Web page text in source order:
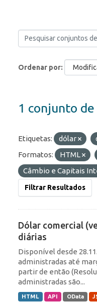
Ordenar por
1 conjunto
Etiquetas: dólar
Formatos:
HTML
Câmbio e Capitais
Filtrar Resultados
Dólar comercial
diárias
Disponível desde
administradas até
partir de então
administradas são...
HTML API OData